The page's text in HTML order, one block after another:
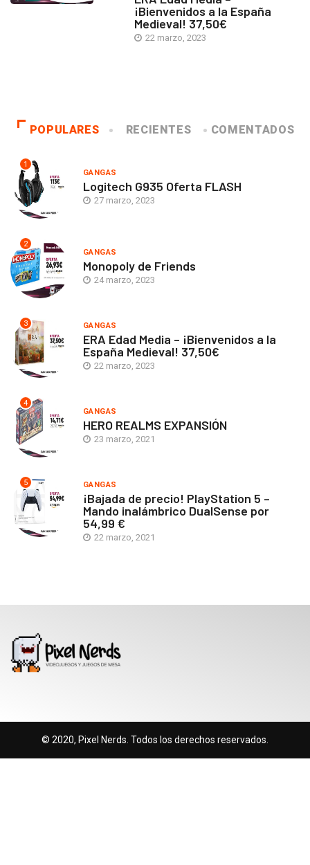
¡Bienvenidos a la España
Medieval! 37,50€
22 marzo, 2023
POPULARES RECIENTES COMENTADOS
1
GANGAS
Logitech G935 Oferta FLASH
27 marzo, 2023
2
GANGAS
Monopoly de Friends
24 marzo, 2023
3 GANGAS
ERA Edad Media – ¡Bienvenidos a la
España Medieval! 37,50€
22 marzo, 2023
4
GANGAS
HERO REALMS EXPANSIÓN
23 marzo, 2021
5 GANGAS
¡Bajada de precio! PlayStation 5 –
Mando inalámbrico DualSense por
54,99 €
22 marzo, 2021
© 2020, Pixel Nerds. Todos los derechos reservados.